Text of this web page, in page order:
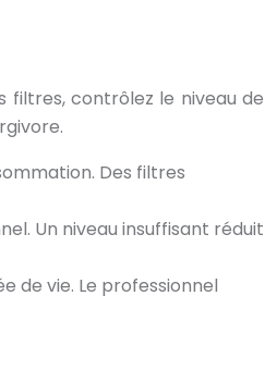
contrôlez le niveau de
Des filtres
Un niveau insuffisant réduit
de vie. Le professionnel